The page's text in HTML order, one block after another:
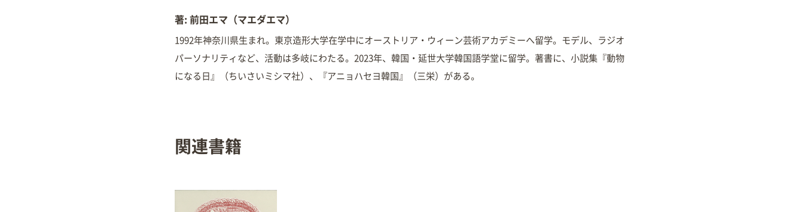
著: 前田エマ（マエダエマ）
1992年神奈川県生まれ。東京造形大学在学中にオーストリア・ウィーン芸術アカデミーへ留学。モデル、ラジオ
パーソナリティなど、活動は多岐にわたる。2023年、韓国・延世大学韓国語学堂に留学。著書に、小説集『動物
になる日』（ちいさいミシマ社）、『アニョハセヨ韓国』（三栄）がある。
関連書籍